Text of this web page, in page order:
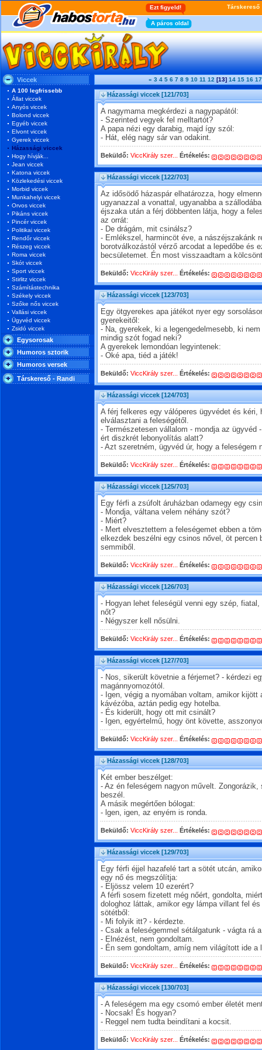
Viccek
A 100 legfrissebb
Állat viccek
Anyós viccek
Bolond viccek
Egyéb viccek
Elvont viccek
Gyerek viccek
Házassági viccek
Hogy hívják...
Jean viccek
Katona viccek
Közlekedési viccek
Morbid viccek
Munkahelyi viccek
Orvos viccek
Pikáns viccek
Pincér viccek
Politikai viccek
Rendőr viccek
Részeg viccek
Roma viccek
Skót viccek
Sport viccek
Stirlitz viccek
Számítástechnika
Székely viccek
Szőke nős viccek
Vallási viccek
Ügyvéd viccek
Zsidó viccek
Egysorosak
Humoros sztorik
Humoros versek
Társkereső - Randi
« 3 4 5 6 7 8 9 10 11 12 [13] 14 15 16 17
Házassági viccek [121/703]
A nagymama megkérdezi a nagypapától:
- Szerinted vegyek fel melltartót?
A papa nézi egy darabig, majd így szól:
- Hát, elég nagy sár van odakint.
Beküldő: ViccKirály szer... Értékelés:
Házassági viccek [122/703]
Az idősödő házaspár elhatározza, hogy
ugyanazzal a vonattal, ugyanabba a
éjszaka után a férj döbbenten látja, hogy a
az orrát:
- De drágám, mit csinálsz?
- Emlékszel, harmincöt éve, a nászéjszakánk
borotválkozástól vérző arcodat a lepedőbe és
becsületemet. Én most visszaadtam a
Beküldő: ViccKirály szer... Értékelés:
Házassági viccek [123/703]
Egy ötgyerekes apa játékot nyer egy
gyerekeitől:
- Na, gyerekek, ki a legengedelmesebb, ki
mindig szót fogad neki?
A gyerekek lemondóan legyintenek:
- Oké apa, tiéd a játék!
Beküldő: ViccKirály szer... Értékelés:
Házassági viccek [124/703]
A férj felkeres egy válóperes ügyvédet és kéri,
elválasztani a feleségétől.
- Természetesen vállalom - mondja az ügyvéd
ért diszkrét lebonyolítás alatt?
- Azt szeretném, ügyvéd úr, hogy a feleségem
Beküldő: ViccKirály szer... Értékelés:
Házassági viccek [125/703]
Egy férfi a zsúfolt áruházban odamegy egy
- Mondja, váltana velem néhány szót?
- Miért?
- Mert elvesztettem a feleségemet ebben a
elkezdek beszélni egy csinos nővel, öt percen
semmiből.
Beküldő: ViccKirály szer... Értékelés:
Házassági viccek [126/703]
- Hogyan lehet feleségül venni egy szép,
nőt?
- Négyszer kell nősülni.
Beküldő: ViccKirály szer... Értékelés:
Házassági viccek [127/703]
- Nos, sikerült követnie a férjemet? - kérdezi
magánnyomozótól.
- Igen, végig a nyomában voltam, amikor kijött
kávézóba, aztán pedig egy hotelba.
- És kiderült, hogy ott mit csinált?
- Igen, egyértelmű, hogy önt követte,
Beküldő: ViccKirály szer... Értékelés:
Házassági viccek [128/703]
Két ember beszélget:
- Az én feleségem nagyon művelt.
beszél.
A másik megértően bólogat:
- lgen, igen, az enyém is ronda.
Beküldő: ViccKirály szer... Értékelés:
Házassági viccek [129/703]
Egy férfi éjjel hazafelé tart a sötét utcán,
egy nő és megszólítja:
- Eljössz velem 10 ezerért?
A férfi sosem fizetett még nőért, gondolta,
dologhoz láttak, amikor egy lámpa villant fel
sötétből:
- Mi folyik itt? - kérdezte.
- Csak a feleségemmel sétálgatunk - vágta rá
- Elnézést, nem gondoltam.
- Én sem gondoltam, amíg nem világított ide a
Beküldő: ViccKirály szer... Értékelés:
Házassági viccek [130/703]
- A feleségem ma egy csomó ember életét
- Nocsak! És hogyan?
- Reggel nem tudta beindítani a kocsit.
Beküldő: ViccKirály szer... Értékelés: